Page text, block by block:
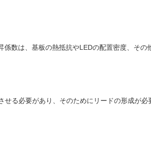
数は、基板の熱抵抗やLEDの配置密度、そ
る必要があり、そのためにリードの形成が